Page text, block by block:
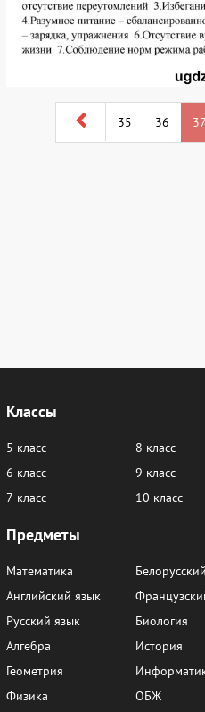
35 36 37
Классы
5 класс
6 класс
7 класс
8 класс
9 класс
10 класс
Предметы
Математика
Английский язык
Русский язык
Алгебра
Геометрия
Физика
Биология
История
ОБЖ